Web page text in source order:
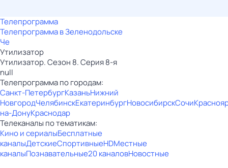
Телепрограмма
Телепрограмма в Зеленодольске
Че
Утилизатор
Утилизатор. Сезон 8. Серия 8-я
null
Телепрограмма по городам:
Санкт-ПетербургКазаньНижний
НовгородЧелябинскЕкатеринбургНовосибирскСочи
на-ДонуКраснодар
Телеканалы по тематикам:
Кино и сериалыБесплатные
каналыДетскиеСпортивныеHDМестные
каналыПознавательные20 каналовНовостные